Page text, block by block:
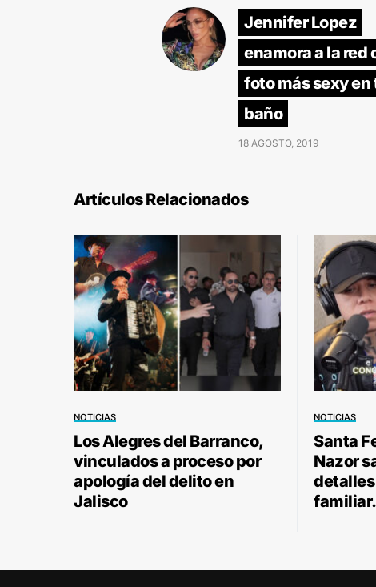
Jennifer Lopez
enamora a la red
foto más sexy en
baño
18 AGOSTO, 2019
Artículos Relacionados
NOTICIAS
Los Alegres del Barranco,
vinculados a proceso por
apología del delito en
Jalisco
NOTICIAS
Santa
Nazor
familiar.